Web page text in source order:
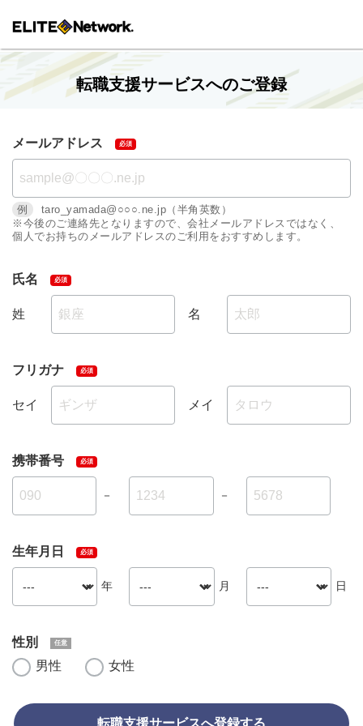
転職支援サービスへのご登録
メールアドレス
例
taro_yamada@○○○.ne.jp（半角英数）
※今後のご連絡先となりますので、会社メールアドレスではなく、
個人でお持ちのメールアドレスのご利用をおすすめします。
氏名
姓 名
フリガナ
セイ メイ
携帯番号
－ －
生年月日
年 月 日
性別
男性
女性
転職支援サービスへ登録する